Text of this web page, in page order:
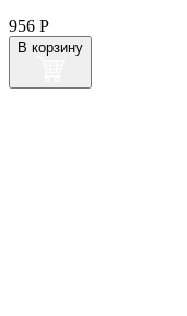
956 Р
В корзину